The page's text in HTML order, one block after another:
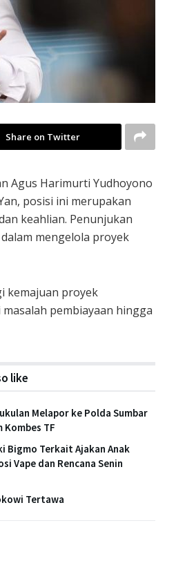
Share on Twitter
Agus Harimurti Yudhoyono
posisi ini merupakan
keahlian. Penunjukan
mengelola proyek
kemajuan proyek
pembiayaan hingga
like
Melapor ke Polda Sumbar
Kombes TF
Bigmo Terkait Ajakan Anak
Vape dan Rencana Senin
Tertawa